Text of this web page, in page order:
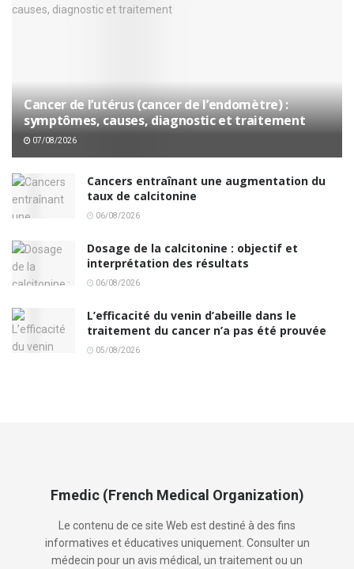
Cancer de l’utérus (cancer de l’endomètre) :
symptômes, causes, diagnostic et traitement
07/08/2026
Cancers entraînant une augmentation du
taux de calcitonine
06/08/2026
Dosage de la calcitonine : objectif et
interprétation des résultats
06/08/2026
L’efficacité du venin d’abeille dans le
traitement du cancer n’a pas été prouvée
05/08/2026
Fmedic (French Medical Organization)
Le contenu de ce site Web est destiné à des fins
informatives et éducatives uniquement. Consulter un
médecin pour un avis médical, un traitement ou un